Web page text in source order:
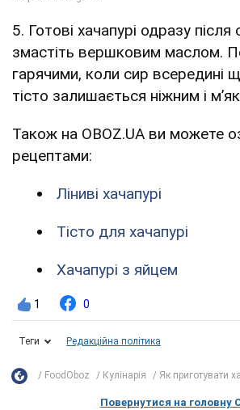
5. Готові хачапурі одразу
змастіть вершковим маслом.
гарячими, коли сир всередині
тісто залишається ніжним і
Також на OBOZ.UA ви можете
рецептами:
Ліниві хачапурі
Тісто для хачапурі
Хачапурі з яйцем
1 0
Теги Редакційна політика
FoodOboz Кулінарія Як приготувати
Повернутися на головну